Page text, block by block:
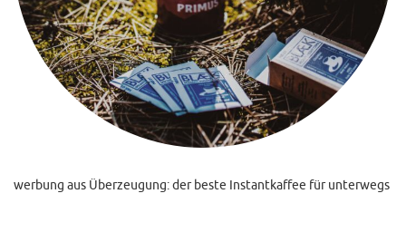
werbung aus Überzeugung: der beste Instantkaffee für unterwegs